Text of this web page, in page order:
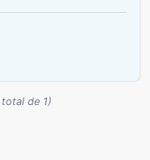
de 1)